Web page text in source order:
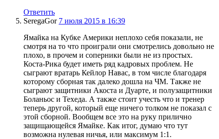
Ответить
SeregaGor 7 июля 2015 в 16:39
Ямайка на Кубке Америки неплохо себя показали, не
смотря на то что проиграли они смотрелись довольно не
плохо, в прочем и соперники были не из простых.
Коста-Рика будет иметь ряд кадровых проблем. Не
сыграют вратарь Кейлор Навас, в том числе благодаря
которому сборная так далеко дошла на ЧМ. Также не
сыграют защитники Акоста и Дуарте, и полузащитники
Боланьос и Техеда. А также стоит учесть что и тренер
теперь другой, который еще ничего толком не показал с
этой сборной. Вообщем все это на руку прилично
защищающейся Ямайке. Как итог, думаю что тут
возможна нулевая ничья, или максимум 1:1.